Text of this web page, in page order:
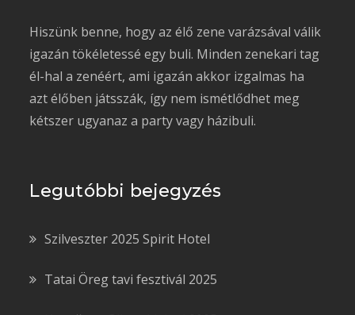
Hiszünk benne, hogy az élő zene varázsával válik
igazán tökéletessé egy buli. Minden zenekari tag
él-hal a zenéért, ami igazán akkor izgalmas ha
azt élőben játsszák, így nem ismétlődhet meg
kétszer ugyanaz a party vagy házibuli.
Legutóbbi bejegyzés
Szilveszter 2025 Spirit Hotel
Tatai Öreg tavi fesztivál 2025